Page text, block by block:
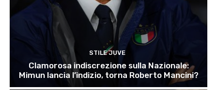
STILE JUVE
Clamorosa indiscrezione sulla Nazionale:
Mimun lancia l’indizio, torna Roberto Mancini?